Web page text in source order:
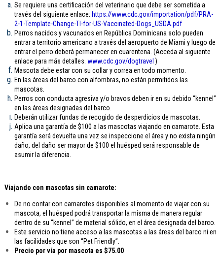
Se requiere una certificación del veterinario que debe ser sometida a
través del siguiente enlace: https://www.cdc.gov/importation/pdf/PRA-
2-1-Template-Change-TI-for-US-Vaccinated-Dogs_USDA.pdf
Perros nacidos y vacunados en República Dominicana solo pueden
entrar a territorio americano a través del aeropuerto de Miami y luego de
entrar el perro deberá permanecer en cuarentena. (Acceda al siguiente
enlace para más detalles. www.cdc.gov/dogtravel )
Mascota debe estar con su collar y correa en todo momento.
En las áreas del barco con alfombras, no están permitidos las
mascotas.
Perros con conducta agresiva y/o bravos deben ir en su debido “kennel”
en las áreas designadas del barco.
Deberán utilizar fundas de recogido de desperdicios de mascotas.
Aplica una garantía de $100 a las mascotas viajando en camarote. Esta
garantía será devuelta una vez se inspeccione el área y no exista ningún
daño, del daño ser mayor de $100 el huésped será responsable de
asumir la diferencia.
Viajando con mascotas sin camarote:
De no contar con camarotes disponibles al momento de viajar con su
mascota, el huésped podrá transportar la misma de manera regular
dentro de su “kennel” de material sólido, en el área designada del barco.
Este servicio no tiene acceso a las mascotas a las áreas del barco ni en
las facilidades que son “Pet Friendly”.
Precio por vía por mascota es $75.00